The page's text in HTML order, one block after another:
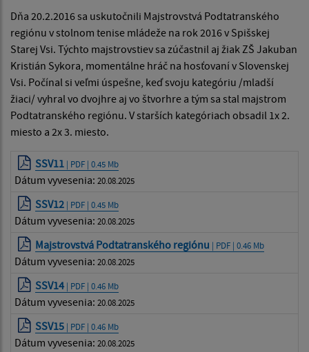
Dňa 20.2.2016 sa uskutočnili Majstrovstvá Podtatranského
regiónu v stolnom tenise mládeže na rok 2016 v Spišskej
Starej Vsi. Týchto majstrovstiev sa zúčastnil aj žiak ZŠ Jakuban
Kristián Sykora, momentálne hráč na hosťovaní v Slovenskej
Vsi. Počínal si veľmi úspešne, keď svoju kategóriu /mladší
žiaci/ vyhral vo dvojhre aj vo štvorhre a tým sa stal majstrom
Podtatranského regiónu. V starších kategóriach obsadil 1x 2.
miesto a 2x 3. miesto.
SSV11 | PDF | 0.45 Mb
Dátum vyvesenia: 20.08.2025
SSV12 | PDF | 0.45 Mb
Dátum vyvesenia: 20.08.2025
Majstrovstvá Podtatranského regiónu | PDF | 0.46 Mb
Dátum vyvesenia: 20.08.2025
SSV14 | PDF | 0.46 Mb
Dátum vyvesenia: 20.08.2025
SSV15 | PDF | 0.46 Mb
Dátum vyvesenia: 20.08.2025